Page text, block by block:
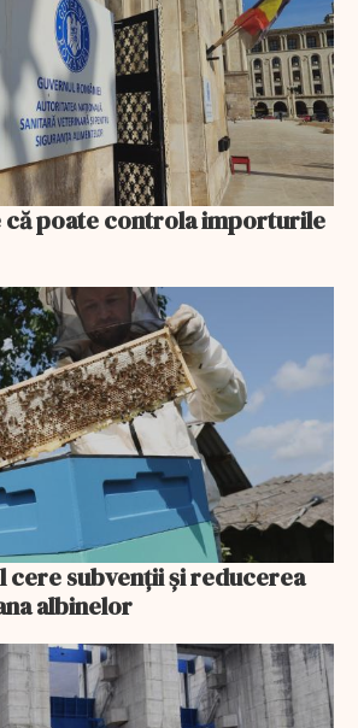
că poate controla importurile
cere subvenții și reducerea
albinelor